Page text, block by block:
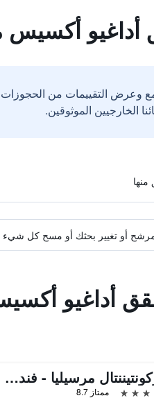
أكسيس
وعرض التقييمات من
مرشح أو تغيير بحثك أو مسح كل شيء
أداغيو
إنتركونتيننتال مرسيليا - فندق ديو
ممتاز 8.7